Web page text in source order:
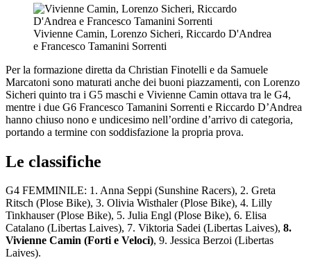
Vivienne Camin, Lorenzo Sicheri, Riccardo D'Andrea
e Francesco Tamanini Sorrenti
Per la formazione diretta da Christian Finotelli e da Samuele
Marcatoni sono maturati anche dei buoni piazzamenti, con Lorenzo
Sicheri quinto tra i G5 maschi e Vivienne Camin ottava tra le G4,
mentre i due G6 Francesco Tamanini Sorrenti e Riccardo D’Andrea
hanno chiuso nono e undicesimo nell’ordine d’arrivo di categoria,
portando a termine con soddisfazione la propria prova.
Le classifiche
G4 FEMMINILE: 1. Anna Seppi (Sunshine Racers), 2. Greta
Ritsch (Plose Bike), 3. Olivia Wisthaler (Plose Bike), 4. Lilly
Tinkhauser (Plose Bike), 5. Julia Engl (Plose Bike), 6. Elisa
Catalano (Libertas Laives), 7. Viktoria Sadei (Libertas Laives), 8.
Vivienne Camin (Forti e Veloci), 9. Jessica Berzoi (Libertas
Laives).